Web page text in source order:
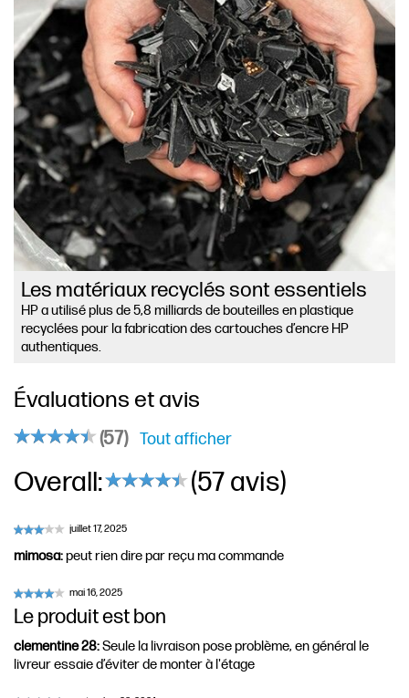
Les matériaux recyclés sont essentiels
HP a utilisé plus de 5,8 milliards de bouteilles en plastique
recyclées pour la fabrication des cartouches d’encre HP
authentiques.
Évaluations et avis
(57) Tout afficher
Overall: (57 avis)
mimosa:peut rien dire par reçu ma commande
Le produit est bon
clementine 28:Seule la livraison pose problème, en général le
livreur essaie d’éviter de monter à l'étage